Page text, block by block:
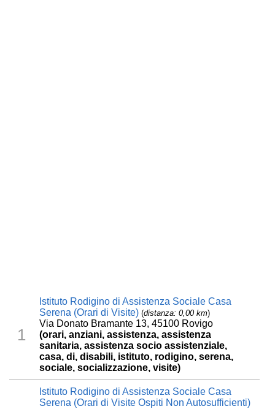
1
Istituto Rodigino di Assistenza Sociale Casa
Serena (Orari di Visite) (distanza: 0,00 km)
Via Donato Bramante 13, 45100 Rovigo
(orari, anziani, assistenza, assistenza
sanitaria, assistenza socio assistenziale,
casa, di, disabili, istituto, rodigino, serena,
sociale, socializzazione, visite)
Istituto Rodigino di Assistenza Sociale Casa
Serena (Orari di Visite Ospiti Non Autosufficienti)